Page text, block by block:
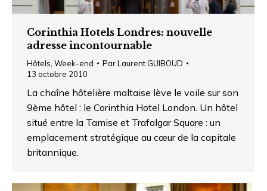
Corinthia Hotels Londres: nouvelle
adresse incontournable
Hôtels Week-end ParLaurent GUIBOUD
13 octobre 2010
La chaîne hôtelière maltaise lève le voile sur son
9ème hôtel : le Corinthia Hotel London. Un hôtel
situé entre la Tamise et Trafalgar Square : un
emplacement stratégique au cœur de la capitale
britannique.